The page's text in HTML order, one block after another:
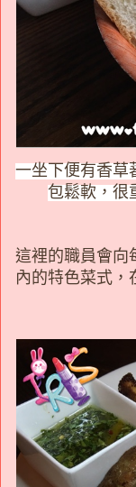
一坐下便有香草
包鬆軟，很
這裡的職員會向
內的特色菜式，